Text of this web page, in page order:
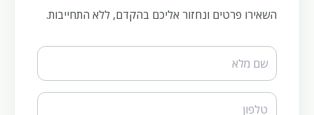
השאירו פרטים ונחזור אליכם בהקדם, ללא התחייבות.
Website